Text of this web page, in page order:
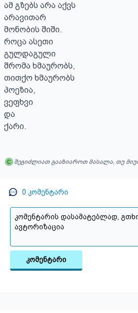
ამ გზებს არა აქვს
არავითარ
მონობის შიში.
როცა ასეთი
გულდაგული
შრომა ხმაურობს,
თითქო ხმაურობს
პოეზია,
ვეფხვი
და
ქარი.
შეგიძლიათ გააზიაროთ მასალა, თუ
0 კომენტარი
კომენტარი